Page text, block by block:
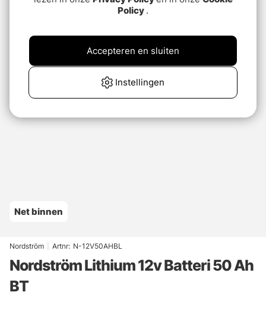
Net binnen
Nordström Artnr: N-12V50AHBL
Nordström Lithium 12v Batteri 50 Ah
BT
Policy .
Instellingen
Accepteren en sluiten